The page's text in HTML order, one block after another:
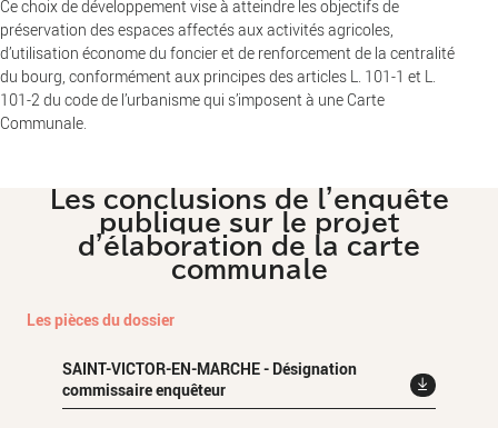
Ce choix de développement vise à atteindre les objectifs de
préservation des espaces affectés aux activités agricoles,
d’utilisation économe du foncier et de renforcement de la centralité
du bourg, conformément aux principes des articles L. 101-1 et L.
101-2 du code de l’urbanisme qui s’imposent à une Carte
Communale.
Les conclusions de l'enquête
publique sur le projet
d'élaboration de la carte
communale
Les pièces du dossier
SAINT-VICTOR-EN-MARCHE - Désignation
commissaire enquêteur